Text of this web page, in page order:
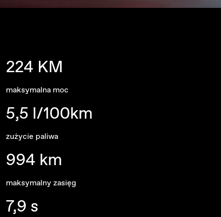
224 KM
maksymalna moc
5,5 l/100km
zużycie paliwa
994 km
maksymalny zasięg
7,9 s